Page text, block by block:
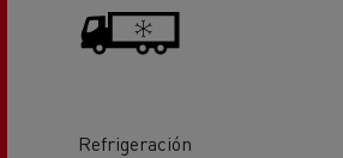
Refrigeración